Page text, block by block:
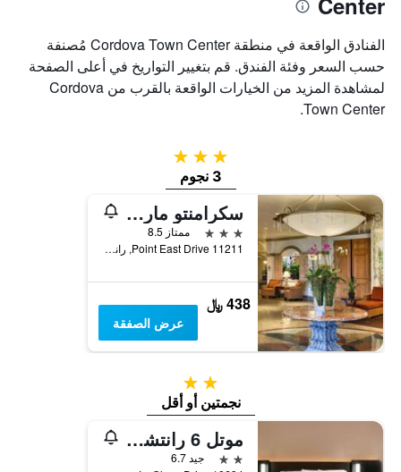
الفنادق الواقعة في منطقة Cordova Town Center مُصنفة
حسب السعر وفئة الفندق. قم بتغيير التواريخ في أعلى الصفحة
لمشاهدة المزيد من الخيارات الواقعة بالقرب من Cordova
Town Center.
3 نجوم
3 نجوم
سكرامنتو ماريوت رانشو كوردوفا
3 نجوم
ممتاز 8.5
11211 Point East Drive, رانتشو كوردوفا, CA, الولايات المتحدة الأميريكية
438 ﷼
عرض الصفقة
2 نجمتين
نجمتين أو أقل
موتل 6 رانتشو كوردوفا، كاليفورنيا - رانتشو كوردوفا إيست
2 نجمتين
جيد 6.7